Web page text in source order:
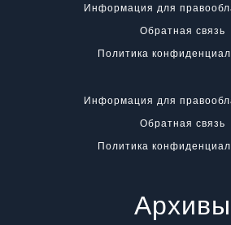
Информация для
Обратная связь
Политика
Информация для
Обратная связь
Политика
Архивы